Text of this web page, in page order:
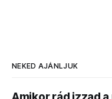
NEKED AJÁNLJUK